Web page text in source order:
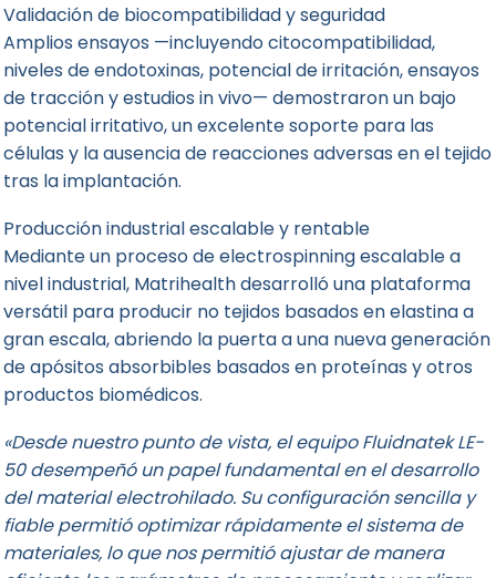
Validación de biocompatibilidad y seguridad
Amplios ensayos —incluyendo citocompatibilidad,
niveles de endotoxinas, potencial de irritación, ensayos
de tracción y estudios in vivo— demostraron un bajo
potencial irritativo, un excelente soporte para las
células y la ausencia de reacciones adversas en el tejido
tras la implantación.
Producción industrial escalable y rentable
Mediante un proceso de electrospinning escalable a
nivel industrial, Matrihealth desarrolló una plataforma
versátil para producir no tejidos basados en elastina a
gran escala, abriendo la puerta a una nueva generación
de apósitos absorbibles basados en proteínas y otros
productos biomédicos.
«Desde nuestro punto de vista, el equipo Fluidnatek LE-
50 desempeñó un papel fundamental en el desarrollo
del material electrohilado. Su configuración sencilla y
fiable permitió optimizar rápidamente el sistema de
materiales, lo que nos permitió ajustar de manera